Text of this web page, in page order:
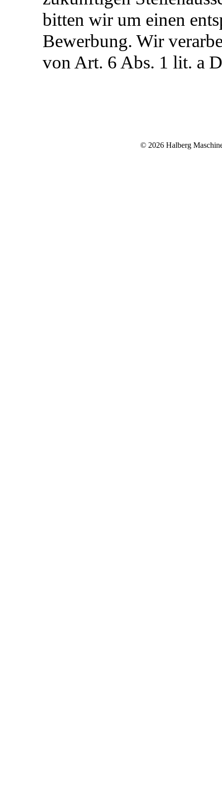
bitten wir um einen
Bewerbung. Wir
von Art. 6 Abs. 1 lit. a
© 2026 Halberg